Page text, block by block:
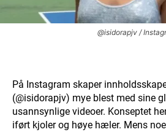
@isidorapjv /
På Instagram skaper
(@isidorapjv) mye blest med sine
usannsynlige videoer. Konseptet
iført kjoler og høye hæler. Mens